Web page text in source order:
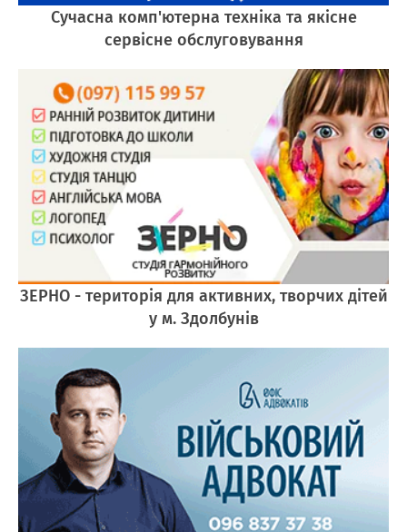
Сучасна комп'ютерна техніка та якісне
сервісне обслуговування
ЗЕРНО - територія для активних, творчих дітей
у м. Здолбунів